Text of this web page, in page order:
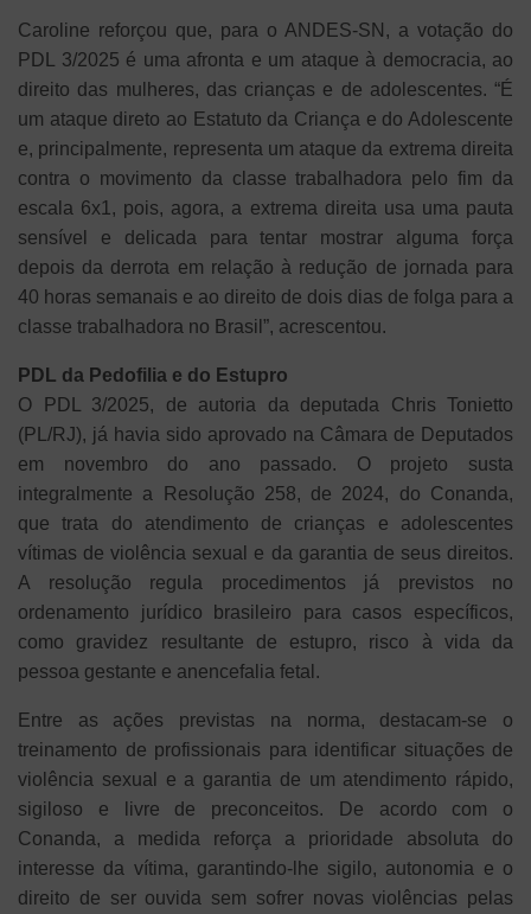
Caroline reforçou que, para o ANDES-SN, a votação do
PDL 3/2025 é uma afronta e um ataque à democracia, ao
direito das mulheres, das crianças e de adolescentes. “É
um ataque direto ao Estatuto da Criança e do Adolescente
e, principalmente, representa um ataque da extrema direita
contra o movimento da classe trabalhadora pelo fim da
escala 6x1, pois, agora, a extrema direita usa uma pauta
sensível e delicada para tentar mostrar alguma força
depois da derrota em relação à redução de jornada para
40 horas semanais e ao direito de dois dias de folga para a
classe trabalhadora no Brasil”, acrescentou.
PDL da Pedofilia e do Estupro
O PDL 3/2025, de autoria da deputada Chris Tonietto
(PL/RJ), já havia sido aprovado na Câmara de Deputados
em novembro do ano passado. O projeto susta
integralmente a Resolução 258, de 2024, do Conanda,
que trata do atendimento de crianças e adolescentes
vítimas de violência sexual e da garantia de seus direitos.
A resolução regula procedimentos já previstos no
ordenamento jurídico brasileiro para casos específicos,
como gravidez resultante de estupro, risco à vida da
pessoa gestante e anencefalia fetal.
Entre as ações previstas na norma, destacam-se o
treinamento de profissionais para identificar situações de
violência sexual e a garantia de um atendimento rápido,
sigiloso e livre de preconceitos. De acordo com o
Conanda, a medida reforça a prioridade absoluta do
interesse da vítima, garantindo-lhe sigilo, autonomia e o
direito de ser ouvida sem sofrer novas violências pelas